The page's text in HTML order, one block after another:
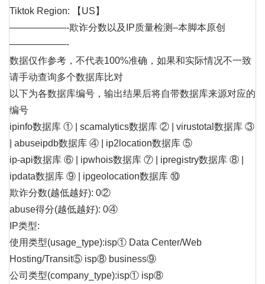
Tiktok Region: 【US】
——————-欺诈分数以及IP质量检测–本脚本原创
——————-
数据仅作参考，不代表100%准确，如果和实际情况不一致
请手动查询多个数据库比对
以下为各数据库编号，输出结果后将自带数据库来源对应的
编号
ipinfo数据库 ① | scamalytics数据库 ② | virustotal数据库 ③
| abuseipdb数据库 ④ | ip2location数据库 ⑤
ip-api数据库 ⑥ | ipwhois数据库 ⑦ | ipregistry数据库 ⑧ |
ipdata数据库 ⑨ | ipgeolocation数据库 ⑩
欺诈分数(越低越好): 0②
abuse得分(越低越好): 0④
IP类型:
使用类型(usage_type):isp① Data Center/Web
Hosting/Transit⑤ isp⑧ business⑨
公司类型(company_type):isp① isp⑧